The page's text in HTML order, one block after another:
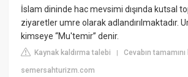
İslam dininde hac mevsimi dışında kutsal
ziyaretler umre olarak adlandırılmaktadır.
kimseye “Mu'temir” denir.
Kaynak kaldırma talebi |Cevabın
semersahturizm.com